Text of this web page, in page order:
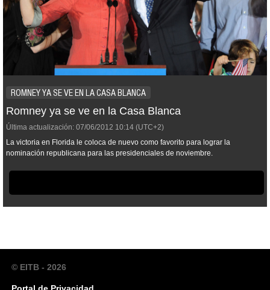
ROMNEY YA SE VE EN LA CASA BLANCA
Romney ya se ve en la Casa Blanca
Última actualización: 07/06/2012 10:14 (UTC+2)
La victoria en Florida le coloca de nuevo como favorito para lograr la
nominación republicana para las presidenciales de noviembre.
© EITB - 2026